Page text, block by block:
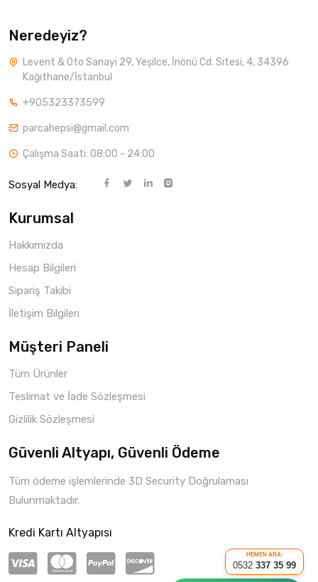
HEMEN ARA:
0532 337 35 99
Neredeyiz?
Levent & Oto Sanayi 29, Yeşilce, İnönü Cd. Sitesi, 4, 34396
Kağıthane/İstanbul
+905323373599
parcahepsi@gmail.com
Çalışma Saati: 08:00 - 24:00
Sosyal Medya:
Kurumsal
Hakkımızda
Hesap Bilgileri
Sipariş Takibi
İletişim Bilgileri
Müşteri Paneli
Tüm Ürünler
Teslimat ve İade Sözleşmesi
Gizlilik Sözleşmesi
Güvenli Altyapı, Güvenli Ödeme
Tüm ödeme işlemlerinde 3D Security Doğrulaması
Bulunmaktadır.
Kredi Kartı Altyapısı